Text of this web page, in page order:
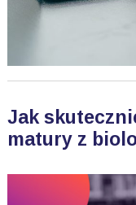
Jak
matury z